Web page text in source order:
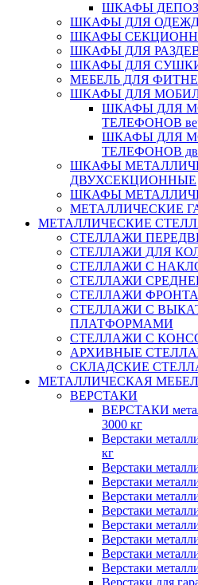
ШКАФЫ
ШКАФЫ ДЛЯ
ШКАФЫ
ШКАФЫ ДЛЯ
ШКАФЫ ДЛЯ
МЕБЕЛЬ ДЛЯ
ШКАФЫ ДЛЯ
ШКАФЫ ДЛЯ
ТЕЛЕФОНОВ
ШКАФЫ ДЛЯ
ТЕЛЕФОНОВ
ШКАФЫ
ДВУХСЕКЦИОННЫЕ
ШКАФЫ
МЕТАЛЛИЧЕСКИЕ
МЕТАЛЛИЧЕСКИЕ
СТЕЛЛАЖИ
СТЕЛЛАЖИ ДЛЯ
СТЕЛЛАЖИ С
СТЕЛЛАЖИ
СТЕЛЛАЖИ
СТЕЛЛАЖИ С
ПЛАТФОРМАМИ
СТЕЛЛАЖИ С
АРХИВНЫЕ
СКЛАДСКИЕ
МЕТАЛЛИЧЕСКАЯ
ВЕРСТАКИ
ВЕРСТАКИ
3000 кг
Верстаки
кг
Верстаки
Верстаки
Верстаки
Верстаки
Верстаки
Верстаки
Верстаки
Верстаки
Верстаки для